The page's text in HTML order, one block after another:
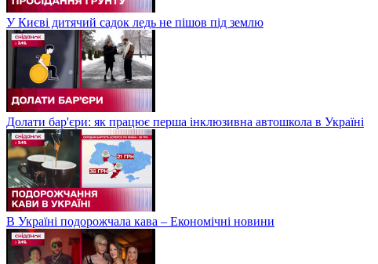
У Києві дитячий садок ледь не пішов під землю
Долати бар'єри: як працює перша інклюзивна автошкола в Україні
В Україні подорожчала кава – Економічні новини